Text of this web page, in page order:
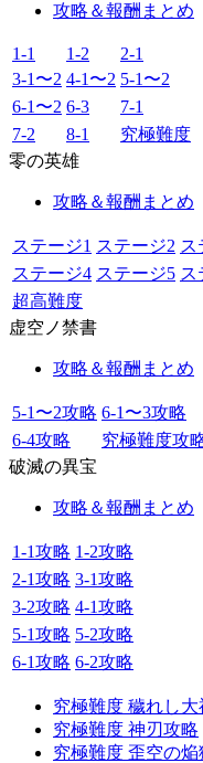
攻略＆報酬まとめ
1-1 1-2
2-1
3-1〜2 4-1〜2 5-1〜2
6-1〜2 6-3
7-1
7-2
8-1
究極難度
零の英雄
攻略＆報酬まとめ
ステージ1 ステージ2 ス
ステージ4 ステージ5 ス
超高難度
虚空ノ禁書
攻略＆報酬まとめ
5-1〜2攻略 6-1〜3攻略
6-4攻略
究極難度攻
破滅の異宝
攻略＆報酬まとめ
1-1攻略 1-2攻略
2-1攻略 3-1攻略
3-2攻略 4-1攻略
5-1攻略 5-2攻略
6-1攻略 6-2攻略
究極難度 穢れし
究極難度 神刃攻略
究極難度 歪空の焔